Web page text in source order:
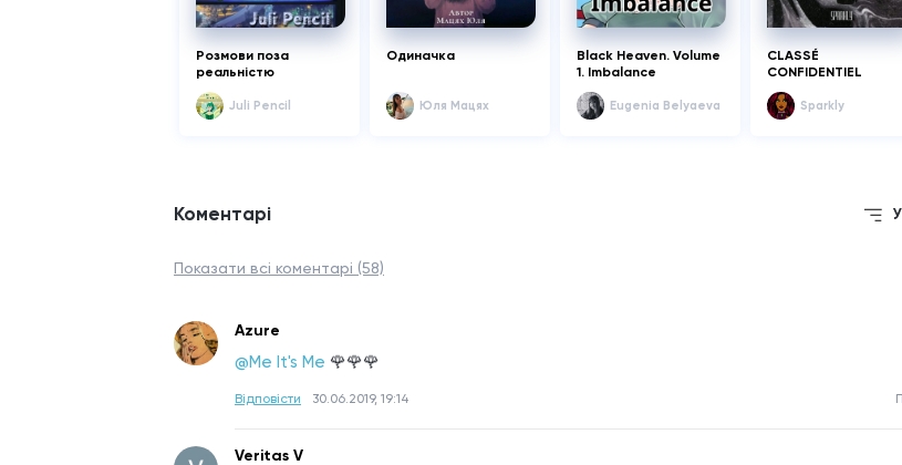
Розмови поза
реальністю
Juli Pencil
Одиначка
Юля Мацях
Black Heaven. Volume
1. Imbalance
Eugenia Belyaeva
CLASSÉ
CONFIDENTIEL
Sparkly
Коментарі
Показати всі коментарі (58)
Azure
@Me It's Me 🌹🌹🌹
Відповісти 30.06.2019, 19:14
Veritas V